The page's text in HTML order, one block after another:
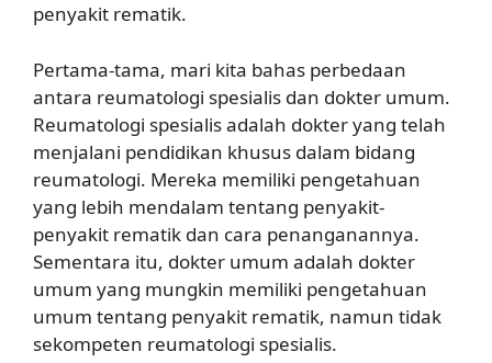
penyakit rematik.
Pertama-tama, mari kita bahas perbedaan
antara reumatologi spesialis dan dokter umum.
Reumatologi spesialis adalah dokter yang telah
menjalani pendidikan khusus dalam bidang
reumatologi. Mereka memiliki pengetahuan
yang lebih mendalam tentang penyakit-
penyakit rematik dan cara penanganannya.
Sementara itu, dokter umum adalah dokter
umum yang mungkin memiliki pengetahuan
umum tentang penyakit rematik, namun tidak
sekompeten reumatologi spesialis.